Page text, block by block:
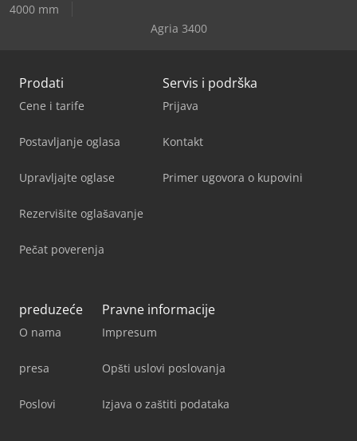
4000 mm
Agria 3400
Prodati
Cene i tarife
Postavljanje oglasa
Upravljajte oglase
Rezervišite oglašavanje
Pečat poverenja
Servis i podrška
Prijava
Kontakt
Primer ugovora o kupovini
preduzeće
O nama
presa
Poslovi
Pravne informacije
Impresum
Opšti uslovi poslovanja
Izjava o zaštiti podataka